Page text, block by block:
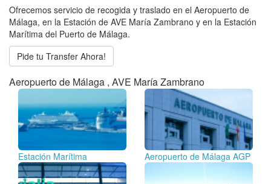
Ofrecemos servicio de recogida y traslado en el Aeropuerto de
Málaga, en la Estación de AVE María Zambrano y en la Estación
Marítima del Puerto de Málaga.
Pide tu Transfer Ahora!
Aeropuerto de Málaga , AVE María Zambrano
Estación Marítima Aeropuerto de Málaga AGP